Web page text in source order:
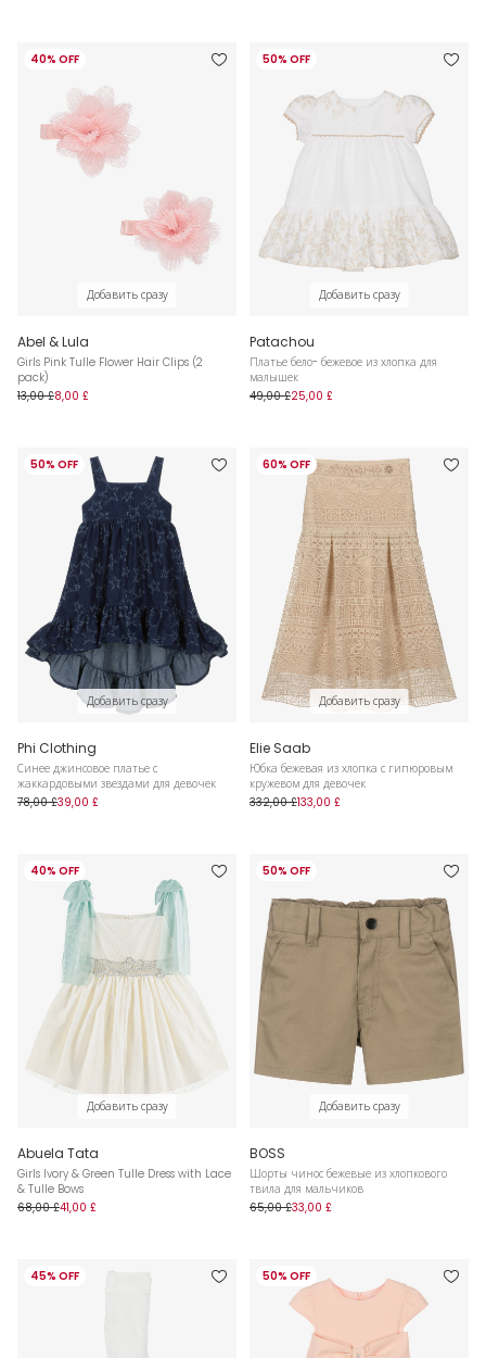
40% OFF
Добавить сразу
Abel & Lula
Girls Pink Tulle Flower Hair Clips (2
pack)
13,00 £8,00 £
50% OFF
Добавить сразу
Patachou
Платье бело- бежевое из хлопка для
малышек
49,00 £25,00 £
50% OFF
Добавить сразу
Phi Clothing
Синее джинсовое платье с
жаккардовыми звездами для девочек
78,00 £39,00 £
60% OFF
Добавить сразу
Elie Saab
Юбка бежевая из хлопка с гипюровым
кружевом для девочек
332,00 £133,00 £
40% OFF
Добавить сразу
Abuela Tata
Girls Ivory & Green Tulle Dress with Lace
& Tulle Bows
68,00 £41,00 £
50% OFF
Добавить сразу
BOSS
Шорты чинос бежевые из хлопкового
твила для мальчиков
65,00 £33,00 £
45% OFF 50% OFF